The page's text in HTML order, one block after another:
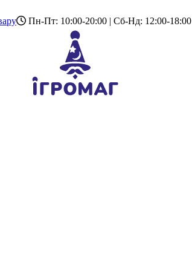
Пн-Пт: 10:00-20:00 | Сб-Нд: 12:00-18:00